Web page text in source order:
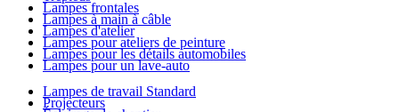
Lampes frontales
Lampes à main à câble
Lampes d'atelier
Lampes pour ateliers de peinture
Lampes pour les détails automobiles
Lampes pour un lave-auto
Lampes de travail Standard
Projecteurs